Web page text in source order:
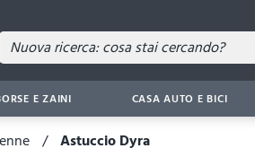
E ZAINI CASA AUTO E BICI
Astuccio Dyra